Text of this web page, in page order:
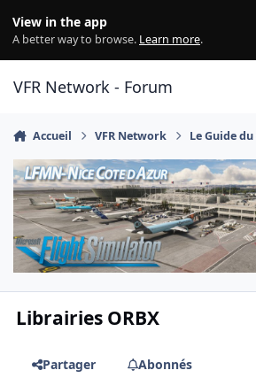
View in the app
A better way to browse. Learn more.
VFR Network - Forum
Accueil VFR Network Le Guide
Librairies ORBX
Partager
Abonnés